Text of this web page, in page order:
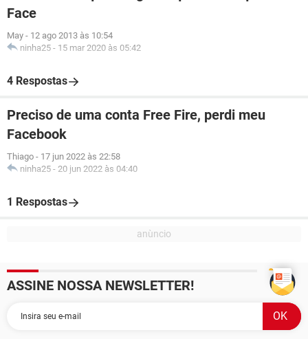
Face
May - 12 ago 2013 às 10:54
ninha25 - 15 mar 2020 às 05:42
4 Respostas
Preciso de uma conta Free Fire, perdi meu
Facebook
Thiago - 17 jun 2022 às 22:58
ninha25 - 20 jun 2022 às 04:40
1 Respostas
ASSINE NOSSA NEWSLETTER!